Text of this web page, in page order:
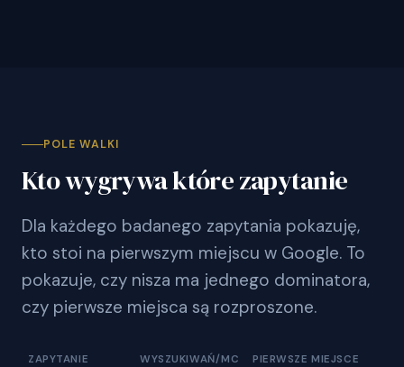
POLE WALKI
Kto wygrywa które zapytanie
Dla każdego badanego zapytania pokazuję,
kto stoi na pierwszym miejscu w Google. To
pokazuje, czy nisza ma jednego dominatora,
czy pierwsze miejsca są rozproszone.
ZAPYTANIE WYSZUKIWAŃ/MC PIERWSZE MIEJSCE